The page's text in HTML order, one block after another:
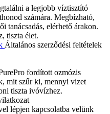
a legjobb víztisztító
számára. Megbízható,
tanácsadás, elérhető árakon.
tiszta élet.
Általános szerződési feltételek
fordított ozmózis
mit szűr ki, mennyi vizet
tiszta ivóvízhez.
lépjen kapcsolatba velünk